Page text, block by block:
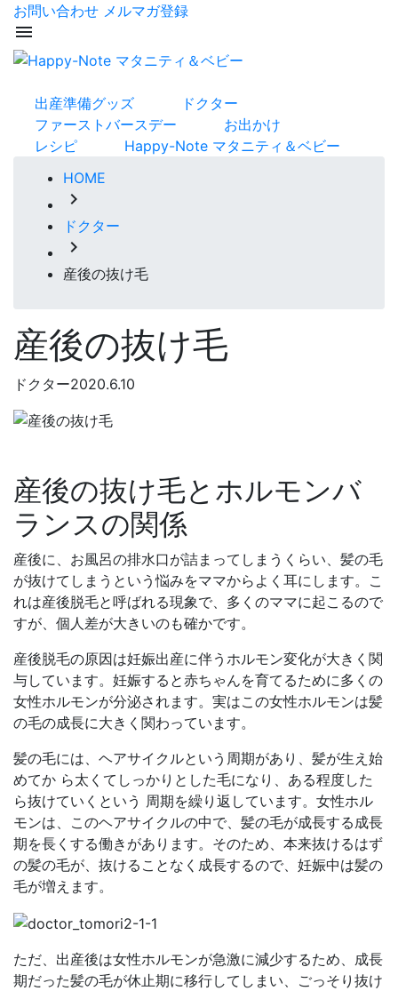
お問い合わせ メルマガ登録
menu
出産準備グッズ
ドクター
ファーストバースデー
お出かけ
レシピ
Happy-Note マタニティ＆ベビー
HOME
chevron_right
ドクター
chevron_right
産後の抜け毛
産後の抜け毛
ドクター2020.6.10
産後の抜け毛とホルモンバ
ランスの関係
産後に、お風呂の排水口が詰まってしまうくらい、髪の毛
が抜けてしまうという悩みをママからよく耳にします。こ
れは産後脱毛と呼ばれる現象で、多くのママに起こるので
すが、個人差が大きいのも確かです。
産後脱毛の原因は妊娠出産に伴うホルモン変化が大きく関
与しています。妊娠すると赤ちゃんを育てるために多くの
女性ホルモンが分泌されます。実はこの女性ホルモンは髪
の毛の成長に大きく関わっています。
髪の毛には、ヘアサイクルという周期があり、髪が生え始
めてか ら太くてしっかりとした毛になり、ある程度した
ら抜けていくという 周期を繰り返しています。女性ホル
モンは、このヘアサイクルの中で、髪の毛が成長する成長
期を長くする働きがあります。そのため、本来抜けるはず
の髪の毛が、抜けることなく成長するので、妊娠中は髪の
毛が増えます。
ただ、出産後は女性ホルモンが急激に減少するため、成長
期だった髪の毛が休止期に移行してしまい、ごっそり抜け